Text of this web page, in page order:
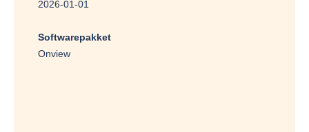
2026-01-01
Softwarepakket
Onview